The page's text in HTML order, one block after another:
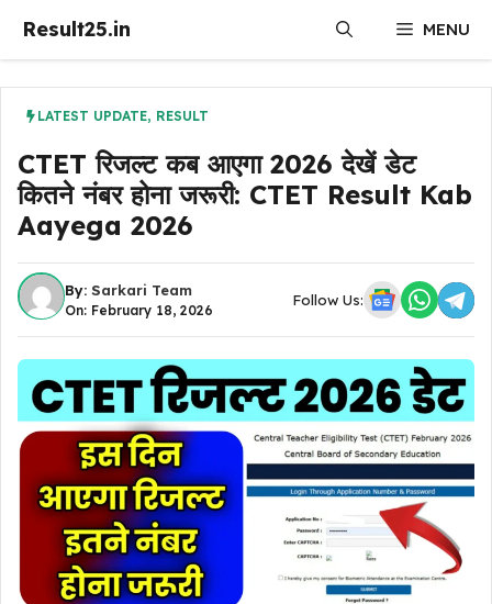
Result25.in MENU
LATEST UPDATE, RESULT
CTET रिजल्ट कब आएगा 2026 देखें डेट
कितने नंबर होना जरूरी: CTET Result Kab
Aayega 2026
By: Sarkari Team
On: February 18, 2026
Follow Us: